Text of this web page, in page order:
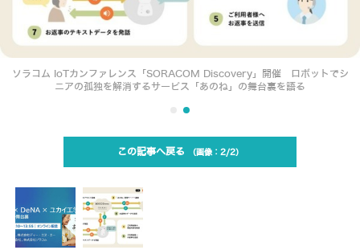
ソラコム IoTカンファレンス「SORACOM Discovery」開催 ロボットでシ
ニアの孤独を解消するサービス「あのね」の舞台裏を語る
この記事へ戻る 2/2